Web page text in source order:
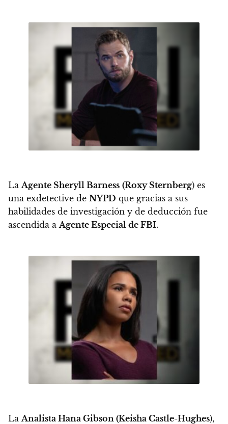
La Agente Sheryll Barness (Roxy Sternberg) es
una exdetective de NYPD que gracias a sus
habilidades de investigación y de deducción fue
ascendida a Agente Especial de FBI.
La Analista Hana Gibson (Keisha Castle-Hughes),